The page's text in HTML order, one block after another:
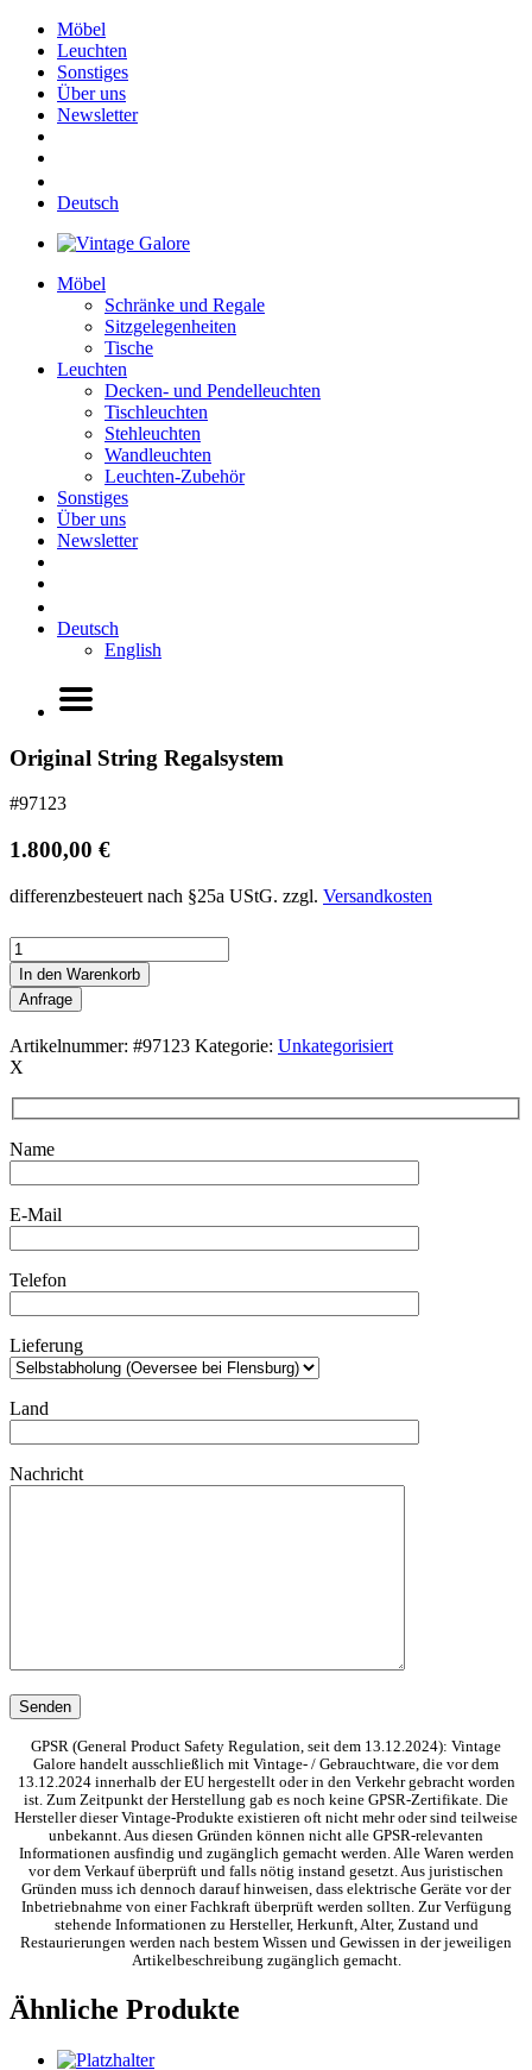
Möbel
Leuchten
Sonstiges
Über uns
Newsletter
Deutsch
Möbel
Schränke und Regale
Sitzgelegenheiten
Tische
Leuchten
Decken- und Pendelleuchten
Tischleuchten
Stehleuchten
Wandleuchten
Leuchten-Zubehör
Sonstiges
Über uns
Newsletter
Deutsch
English
Original String Regalsystem
#97123
1.800,00 €
differenzbesteuert nach §25a UStG. zzgl. Versandkosten
Original
String
Regalsystem
Menge
In den Warenkorb
Anfrage
Artikelnummer: #97123 Kategorie: Unkategorisiert
X
Name
E-Mail
Telefon
Lieferung
Land
Nachricht
GPSR (General Product Safety Regulation, seit dem 13.12.2024): Vintage
Galore handelt ausschließlich mit Vintage- / Gebrauchtware, die vor dem
13.12.2024 innerhalb der EU hergestellt oder in den Verkehr gebracht worden
ist. Zum Zeitpunkt der Herstellung gab es noch keine GPSR-Zertifikate. Die
Hersteller dieser Vintage-Produkte existieren oft nicht mehr oder sind teilweise
unbekannt. Aus diesen Gründen können nicht alle GPSR-relevanten
Informationen ausfindig und zugänglich gemacht werden. Alle Waren werden
vor dem Verkauf überprüft und falls nötig instand gesetzt. Aus juristischen
Gründen muss ich dennoch darauf hinweisen, dass elektrische Geräte vor der
Inbetriebnahme von einer Fachkraft überprüft werden sollten. Zur Verfügung
stehende Informationen zu Hersteller, Herkunft, Alter, Zustand und
Restaurierungen werden nach bestem Wissen und Gewissen in der jeweiligen
Artikelbeschreibung zugänglich gemacht.
Ähnliche Produkte